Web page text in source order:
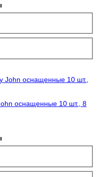
оснащенные 10 шт., 8